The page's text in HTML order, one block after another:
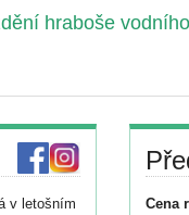
hraboše vodního
v letošním
Cena